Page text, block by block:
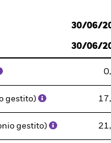
30/06/
30/06/
gestito)
gestito)